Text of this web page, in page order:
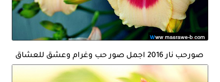
صورحب نار 2016 اجمل صور حب وغرام وعشق للعشاق